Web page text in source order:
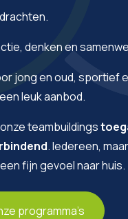
denken en
jong en oud, sportief
leuk aanbod.
teambuildings
. Iedereen,
fijn gevoel naar huis.
programma’s